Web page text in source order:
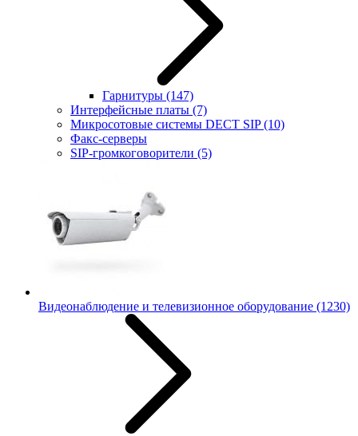
Гарнитуры (147)
Интерфейсные платы (7)
Микросотовые системы DECT SIP(10)
Факс-серверы
SIP-громкоговорители (5)
Видеонаблюдение и телевизионное оборудование (1230)